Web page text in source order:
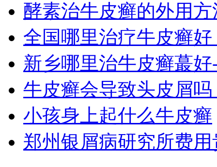
酵素治牛皮癣的外用方
全国哪里治疗牛皮癣
新乡哪里治牛皮癣蕞
牛皮癣会导致头皮屑
小孩身上起什么牛皮癣
郑州银屑病研究所费用